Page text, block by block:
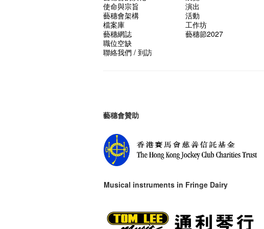
使命與宗旨
藝穗會架構
檔案庫
藝穗網誌
職位空缺
聯絡我們 / 到訪
演出
活動
工作坊
藝穗節2027
藝穗會贊助
Musical instruments in Fringe Dairy